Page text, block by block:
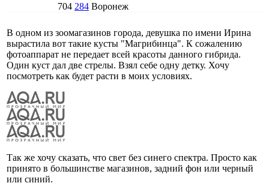
704 284 Воронеж
В одном из зоомагазинов города, девушка по имени Ирина
вырастила вот такие кусты "Магрибинца". К сожалению
фотоаппарат не передает всей красоты данного гибрида.
Один куст дал две стрелы. Взял себе одну детку. Хочу
посмотреть как будет расти в моих условиях.
Так же хочу сказать, что свет без синего спектра. Просто как
принято в большинстве магазинов, задний фон или черный
или синий.